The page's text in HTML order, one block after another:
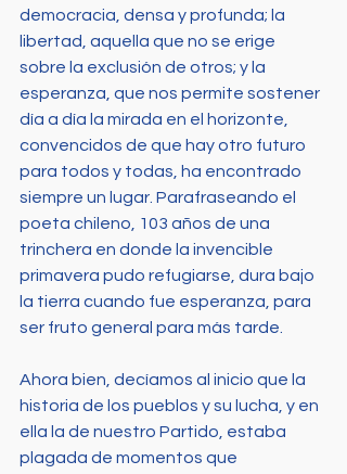
democracia, densa y profunda; la
libertad, aquella que no se erige
sobre la exclusión de otros; y la
esperanza, que nos permite sostener
día a día la mirada en el horizonte,
convencidos de que hay otro futuro
para todos y todas, ha encontrado
siempre un lugar. Parafraseando el
poeta chileno, 103 años de una
trinchera en donde la invencible
primavera pudo refugiarse, dura bajo
la tierra cuando fue esperanza, para
ser fruto general para más tarde.
Ahora bien, decíamos al inicio que la
historia de los pueblos y su lucha, y en
ella la de nuestro Partido, estaba
plagada de momentos que